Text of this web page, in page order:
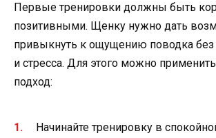
Первые тренировки должны быть
позитивными. Щенку нужно дать
привыкнуть к ощущению поводка без
и стресса. Для этого можно
подход:
Начинайте тренировку в